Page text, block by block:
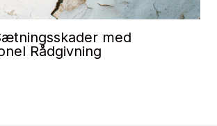
med
Rådgivning